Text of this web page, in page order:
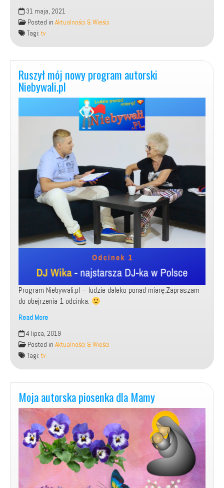
CiekaweRozmowy.pl
–
mój
nowy,
kreatywny
format
wideo-
wywiadów!
31 maja, 2021
Posted in Aktualności & Wieści
Tagi:tv
Ruszył mój nowy program autorski
Niebywali.pl
Program Niebywali.pl – ludzie daleko ponad miarę.Zapraszam
do obejrzenia 1 odcinka.
Read More
Ruszył
mój
nowy
program
autorski
Niebywali.pl
4 lipca, 2019
Posted in Aktualności & Wieści
Tagi:tv
Moja autorska piosenka dla Mamy